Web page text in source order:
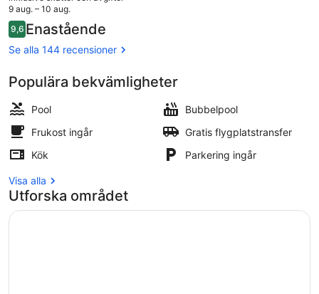
priset
är
3 799 kr
9 aug. – 10 aug.
Recensioner
9,69,6 av 10,
Enastående
Se alla 144 recensioner
Populära bekvämligheter
Pool
Bubbelpool
Frukost ingår
Gratis flygplatstransfer
Kök
Parkering ingår
Visa alla
Utforska området